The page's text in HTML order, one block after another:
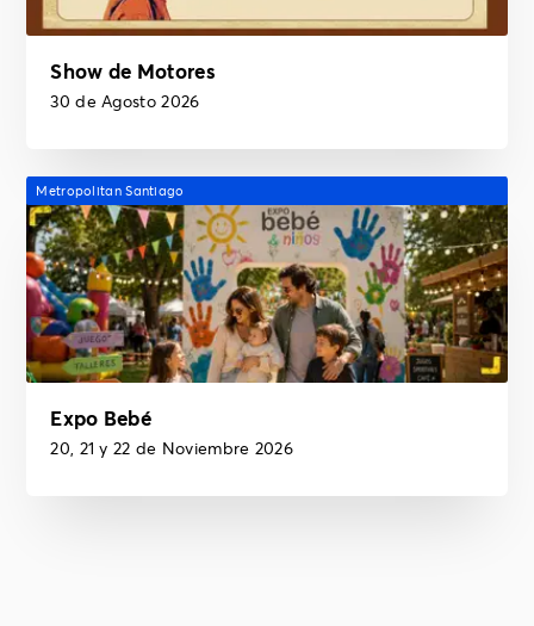
Show de Motores
30 de Agosto 2026
Metropolitan Santiago
Expo Bebé
20, 21 y 22 de Noviembre 2026